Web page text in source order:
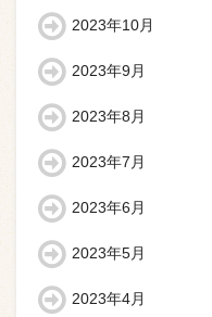
2023年10月
2023年9月
2023年8月
2023年7月
2023年6月
2023年5月
2023年4月